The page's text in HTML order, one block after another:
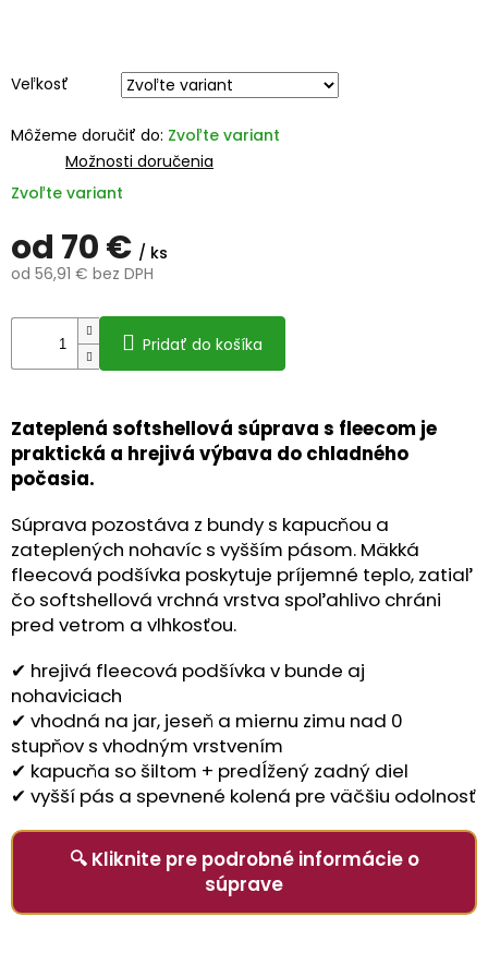
od 70 € / ks
od 56,91 € bez DPH
cena:
Zvoľte variant
Veľkosť
Môžeme doručiť do: Zvoľte variant
Možnosti doručenia
Pridať do košíka
Zateplená softshellová súprava s fleecom je
praktická a hrejivá výbava do chladného
počasia.
Súprava pozostáva z bundy s kapucňou a
zateplených nohavíc s vyšším pásom. Mäkká
fleecová podšívka poskytuje príjemné teplo, zatiaľ
čo softshellová vrchná vrstva spoľahlivo chráni
pred vetrom a vlhkosťou.
✔ hrejivá fleecová podšívka v bunde aj
nohaviciach
✔ vhodná na jar, jeseň a miernu zimu nad 0
stupňov s vhodným vrstvením
✔ kapucňa so šiltom + predĺžený zadný diel
✔ vyšší pás a spevnené kolená pre väčšiu odolnosť
🔍 Kliknite pre podrobné informácie o
súprave